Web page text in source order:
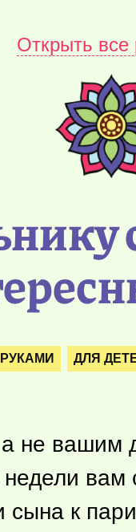
Открыть все
ДЛЯ
не вашим
вам
сына к